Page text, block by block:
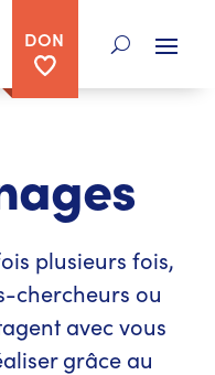
DON
plusieurs fois,
chercheurs ou
avec vous
grâce au